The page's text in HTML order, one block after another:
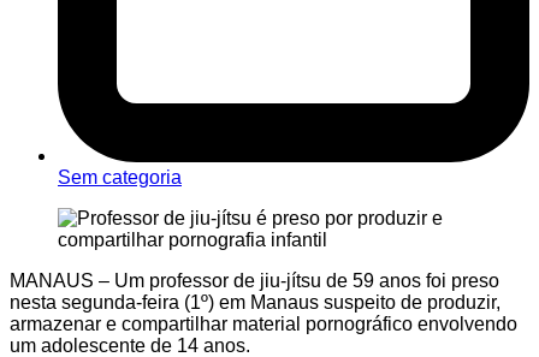
Sem categoria
MANAUS – Um professor de jiu-jítsu de 59 anos foi preso
nesta segunda-feira (1º) em Manaus suspeito de produzir,
armazenar e compartilhar material pornográfico envolvendo
um adolescente de 14 anos.